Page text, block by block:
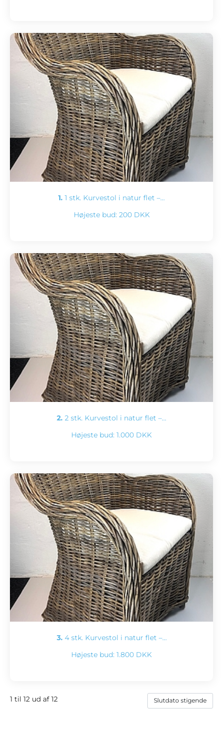
1. 1 stk. Kurvestol i natur flet –…
Højeste bud: 200 DKK
2. 2 stk. Kurvestol i natur flet –…
Højeste bud: 1.000 DKK
3. 4 stk. Kurvestol i natur flet –…
Højeste bud: 1.800 DKK
1 til 12 ud af 12